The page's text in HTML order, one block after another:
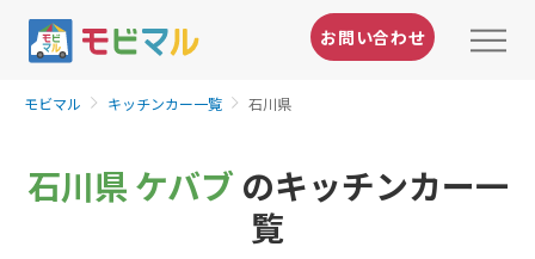
お問い合わせ
モビマル キッチンカー一覧 石川県
石川県 ケバブ のキッチンカー一
覧